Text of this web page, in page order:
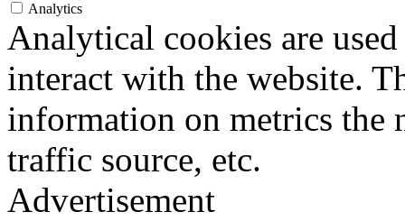
Analytics
Analytical cookies are
interact with the website.
information on metrics the
traffic source, etc.
Advertisement